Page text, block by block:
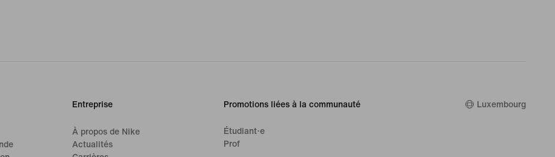
Entreprise
À propos de Nike
Actualités
Promotions liées à la communauté
Étudiant·e
Prof
Luxembourg